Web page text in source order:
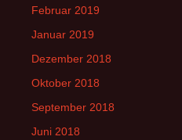
Februar 2019
Januar 2019
Dezember 2018
Oktober 2018
September 2018
Juni 2018